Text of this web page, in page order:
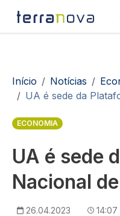
Passar para o conteúdo
Navegação
Início Notícias
UA é sede da
ECONOMIA
UA é sede
Nacional
26.04.2023 14:07